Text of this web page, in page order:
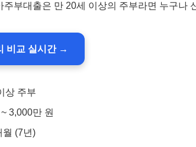
주부대출은 만 20세 이상의 주부라면 누구나
비교 실시간 →
상 주부
3,000만 원
월 (7년)